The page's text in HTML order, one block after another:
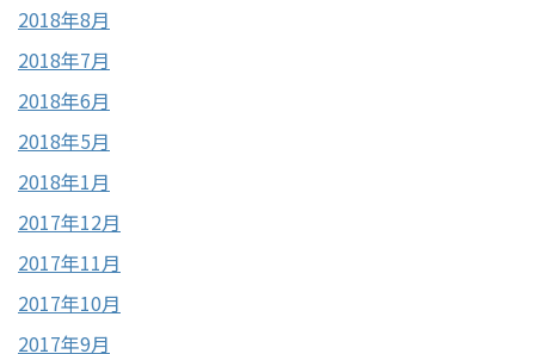
2018年8月
2018年7月
2018年6月
2018年5月
2018年1月
2017年12月
2017年11月
2017年10月
2017年9月